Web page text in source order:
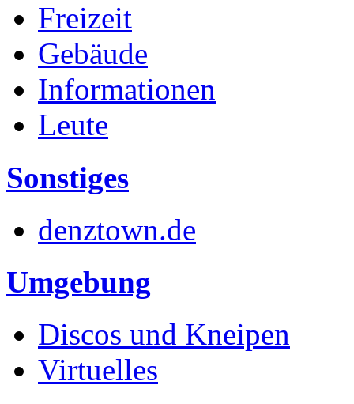
Freizeit
Gebäude
Informationen
Leute
Sonstiges
denztown.de
Umgebung
Discos und Kneipen
Virtuelles